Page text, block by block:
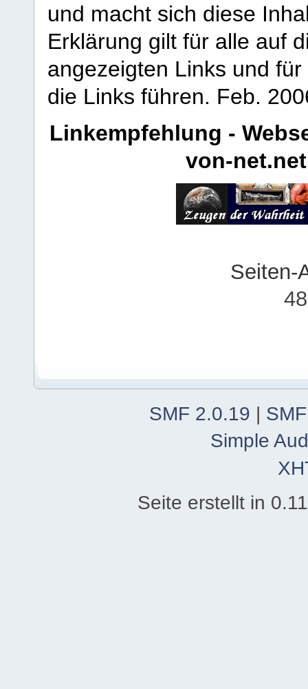
und macht sich diese
Erklärung gilt für alle auf
angezeigten Links und
die Links führen. Feb.
Linkempfehlung -
von-net.net
Seiten-
SMF 2.0.19 |
Simple
Seite erstellt in